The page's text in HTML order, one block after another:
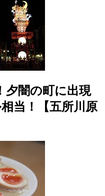
夕闇の町に出現
当！【五所川原